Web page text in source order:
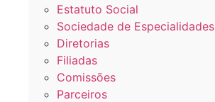
Estatuto Social
Sociedade de Especialidades
Diretorias
Filiadas
Comissões
Parceiros